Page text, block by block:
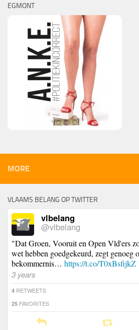
EGMONT
MORE
VLAAMS BELANG OP TWITTER
vlbelang
@vlbelang
"Dat Groen, Vooruit en Open Vld'ers
wet hebben goedgekeurd, zegt genoeg
bekommernis… https://t.co/T0xBsfijkZ
3 years
4 RETWEETS
25 FAVORITES